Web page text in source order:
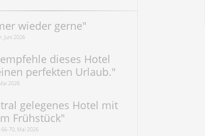
wieder gerne"
Juni 2026
dieses Hotel
perfekten Urlaub."
2026
gelegenes Hotel mit
Frühstück"
66-70, Mai 2026